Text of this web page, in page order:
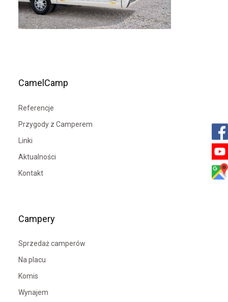
CamelCamp
Referencje
Przygody z Camperem
Linki
Aktualności
Kontakt
Campery
Sprzedaż camperów
Na placu
Komis
Wynajem